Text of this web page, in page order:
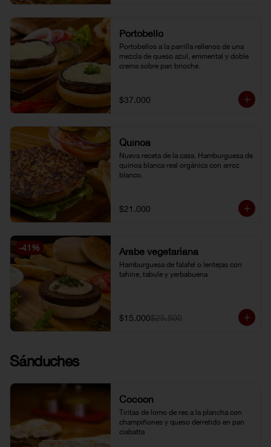
Portobello
Portobellos a la parrilla rellenos de una
mezcla de queso azul, emmental y doble
crema sobre pan brioche.
$37.000
Quínoa
Nueva receta de la casa. Hamburguesa de
quinoa blanca real orgánica con arroz
blanco.
$21.000
-41 % Árabe vegetariana
Hamburguesa de falafel o lentejas con
tahine, tabule y yerbabuena
$15.000$25.500
Sánduches
Cocoon
Tiritas de lomo de res a la plancha con
champiñones y queso derretido en pan
ciabatta